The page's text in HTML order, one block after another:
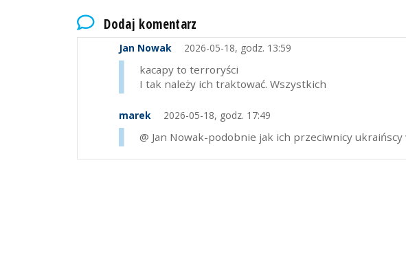
Dodaj komentarz
Jan Nowak 2026-05-18, godz. 13:59
kacapy to terroryści
I tak należy ich traktować. Wszystkich
marek 2026-05-18, godz. 17:49
@ Jan Nowak-podobnie jak ich przeciwnicy